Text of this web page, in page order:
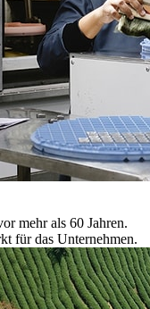
mehr als 60 Jahren.
für das Unternehmen.